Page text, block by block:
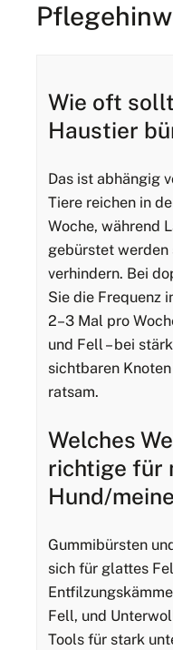
Wie oft
Haustier
Das ist abhängig
Tiere reichen in
Woche, während
gebürstet werden
verhindern. Bei
Sie die Frequenz
2–3 Mal pro
und Fell – bei
sichtbaren
ratsam.
Welches
richtige für
Hund/
Gummibürsten
sich für glattes
Fell, und
Tools für stark